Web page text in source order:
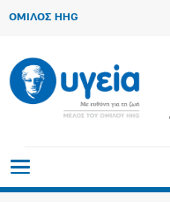
ΟΜΙΛΟΣ HHG